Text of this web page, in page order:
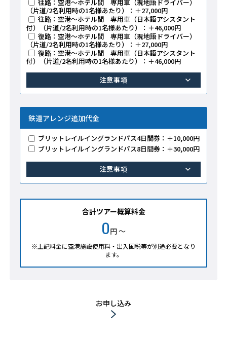
往路：空港～ホテル間 専用車（現地語ドライバー）
（片道/2名利用時の1名様あたり）：＋27,000円
往路：空港～ホテル間 専用車（日本語アシスタント
付）（片道/2名利用時の1名様あたり）：＋46,000円
復路：空港～ホテル間 専用車（現地語ドライバー）
（片道/2名利用時の1名様あたり）：＋27,000円
復路：空港～ホテル間 専用車（日本語アシスタント
付）（片道/2名利用時の1名様あたり）：＋46,000円
注意事項
鉄道アレンジ追加代金
ブリットレイルイングランドパス4日間券：＋10,000円
ブリットレイルイングランドパス8日間券：＋30,000円
注意事項
合計ツアー概算料金
0円 ～
※上記料金に空港施設使用料・出入国税等が別途必要となり
ます。
お申し込み